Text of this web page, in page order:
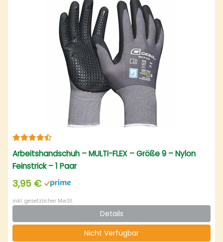
Arbeitshandschuh – MULTI-FLEX – Größe 9 – Nylon
Feinstrick – 1 Paar
3,95 €
inkl. gesetzlicher MwSt.
Details
Nicht Verfügbar